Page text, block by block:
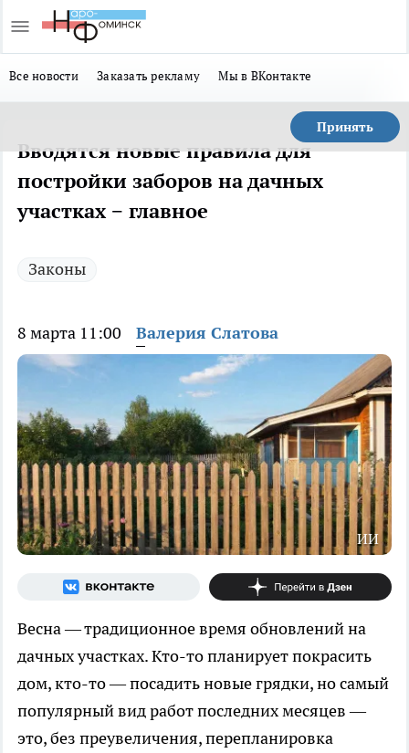
Все новости Заказать рекламу Мы в ВКонтакте
Принять
Вводятся новые правила для
постройки заборов на дачных
участках − главное
Законы
8 марта 11:00 Валерия Слатова
ИИ
Весна — традиционное время обновлений на
дачных участках. Кто-то планирует покрасить
дом, кто-то — посадить новые грядки, но самый
популярный вид работ последних месяцев —
это, без преувеличения, перепланировка